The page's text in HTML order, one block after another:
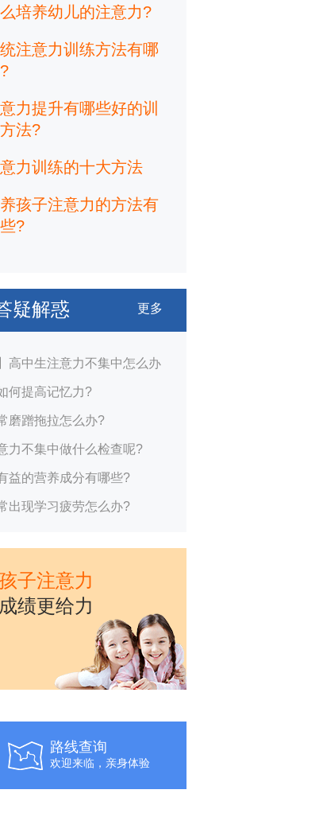
培养幼儿的注意力?
注意力训练方法有哪
力提升有哪些好的训
法?
力训练的十大方法
孩子注意力的方法有
?
疑解惑 更多
高中生注意力不集中怎么办
何提高记忆力?
磨蹭拖拉怎么办?
力不集中做什么检查呢?
益的营养成分有哪些?
出现学习疲劳怎么办?
子注意力
绩更给力
路线查询
欢迎来临，亲身体验